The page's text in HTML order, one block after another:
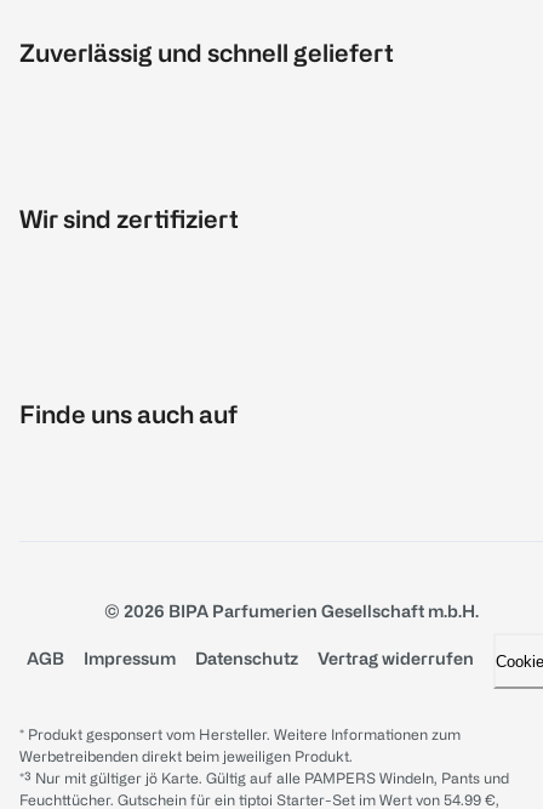
Zuverlässig und schnell geliefert
Wir sind zertifiziert
Finde uns auch auf
© 2026 BIPA Parfumerien Gesellschaft m.b.H.
AGB Impressum Datenschutz Vertrag widerrufen
* Produkt gesponsert vom Hersteller. Weitere Informationen zum
Werbetreibenden direkt beim jeweiligen Produkt.
*³ Nur mit gültiger jö Karte. Gültig auf alle PAMPERS Windeln, Pants und
Feuchttücher. Gutschein für ein tiptoi Starter-Set im Wert von 54.99 €,